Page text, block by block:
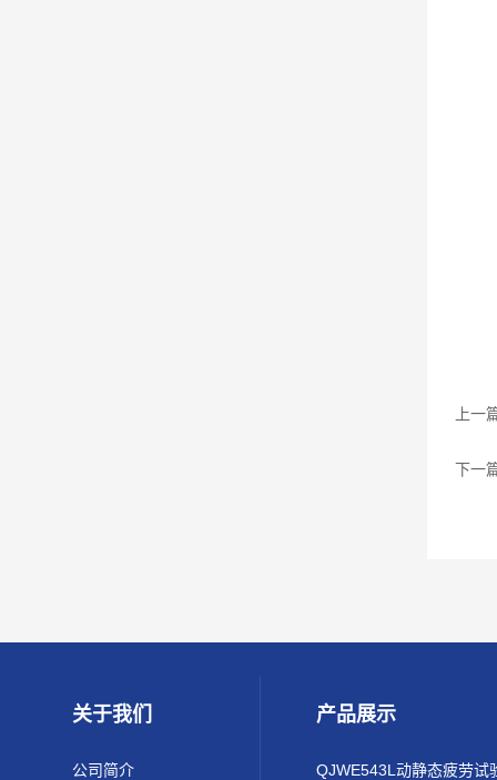
上一
下一
关于我们
公司简介
产品展示
QJWE543L动静态疲劳试